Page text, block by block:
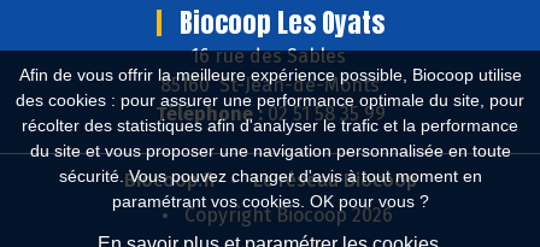
Afin de vous offrir la meilleure expérience possible, Biocoop utilise
des cookies : pour assurer une performance optimale du site, pour
récolter des statistiques afin d'analyser le trafic et la performance
du site et vous proposer une navigation personnalisée en toute
sécurité. Vous pouvez changer d'avis à tout moment en
paramétrant vos cookies. OK pour vous ?
Biocoop Les Oyats
16 rue des Sables
85160 St-Jean-de-Monts
Téléphone :02 51 58 35 99
Biocoop.fr
Le réseau Biocoop
Copyright Biocoop 2026